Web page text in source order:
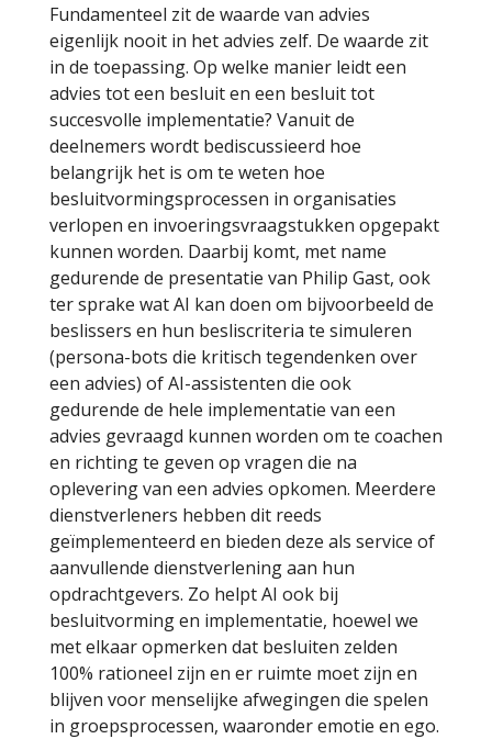
Fundamenteel zit de waarde van advies
eigenlijk nooit in het advies zelf. De waarde zit
in de toepassing. Op welke manier leidt een
advies tot een besluit en een besluit tot
succesvolle implementatie? Vanuit de
deelnemers wordt bediscussieerd hoe
belangrijk het is om te weten hoe
besluitvormingsprocessen in organisaties
verlopen en invoeringsvraagstukken opgepakt
kunnen worden. Daarbij komt, met name
gedurende de presentatie van Philip Gast, ook
ter sprake wat AI kan doen om bijvoorbeeld de
beslissers en hun besliscriteria te simuleren
(persona-bots die kritisch tegendenken over
een advies) of AI-assistenten die ook
gedurende de hele implementatie van een
advies gevraagd kunnen worden om te coachen
en richting te geven op vragen die na
oplevering van een advies opkomen. Meerdere
dienstverleners hebben dit reeds
geïmplementeerd en bieden deze als service of
aanvullende dienstverlening aan hun
opdrachtgevers. Zo helpt AI ook bij
besluitvorming en implementatie, hoewel we
met elkaar opmerken dat besluiten zelden
100% rationeel zijn en er ruimte moet zijn en
blijven voor menselijke afwegingen die spelen
in groepsprocessen, waaronder emotie en ego.